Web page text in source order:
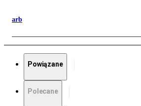
arb
Powiązane
Polecane